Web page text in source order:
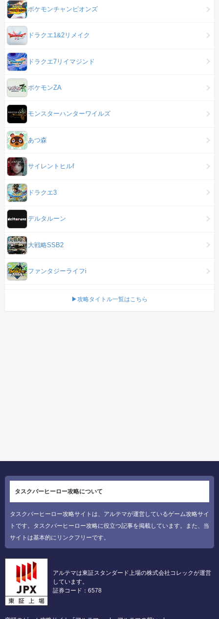
ポケモンチャンピオンズ
ドラクエ1&2リメイク
ドラクエ7リイマジンド
ポケモンZA
モンスターハンターワイルズ
あつ森
サイレントヒルf
ドラクエ3
デルタルーン
大戦略SSB2
ファンタジーライフi
▶攻略タイトル一覧はこちら
タスクバーヒーロー攻略について
タスクバーヒーロー攻略サイトは、アルテマが運営しているゲーム攻略サイ
トです。タスクバーヒーロー攻略に役立つ記事を掲載しています。また、当
サイトは基本的にリンクフリーです。
アルテマは東証スタンダード上場の株式会社コレックが運営
しています。
証券コード：6578